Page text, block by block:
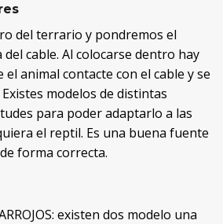
del terrario y pondremos el
cable. Al colocarse dentro hay
animal contacte con el cable y se
modelos de distintas
para poder adaptarlo a las
el reptil. Es una buena fuente
forma correcta.
existen dos modelo una